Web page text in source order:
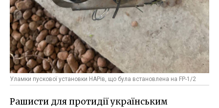
Уламки пускової установки НАРів, що була встановлена на FP-1/2
Рашисти для протидії українським